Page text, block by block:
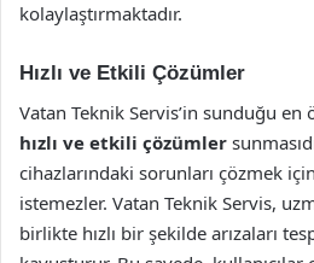
kolaylaştırmaktadır.
Hızlı ve Etkili Çözümler
Vatan Teknik Servis’in sunduğu
hızlı ve etkili çözümler
cihazlarındaki sorunları çözmek
istemezler. Vatan Teknik Servis,
birlikte hızlı bir şekilde arızaları